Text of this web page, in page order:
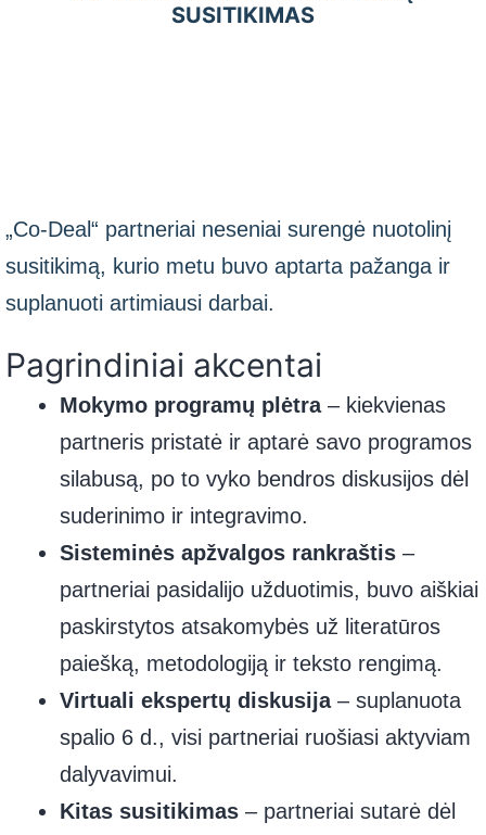
SUSITIKIMAS
„Co-Deal“ partneriai neseniai surengė nuotolinį
susitikimą, kurio metu buvo aptarta pažanga ir
suplanuoti artimiausi darbai.
Pagrindiniai akcentai
Mokymo programų plėtra– kiekvienas
partneris pristatė ir aptarė savo programos
silabusą, po to vyko bendros diskusijos dėl
suderinimo ir integravimo.
Sisteminės apžvalgos rankraštis –
partneriai pasidalijo užduotimis, buvo aiškiai
paskirstytos atsakomybės už literatūros
paiešką, metodologiją ir teksto rengimą.
Virtuali ekspertų diskusija– suplanuota
spalio 6 d., visi partneriai ruošiasi aktyviam
dalyvavimui.
Kitas susitikimas – partneriai sutarė dėl